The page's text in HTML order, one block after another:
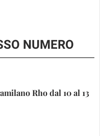
NUMERO
Rho dal 10 al 13